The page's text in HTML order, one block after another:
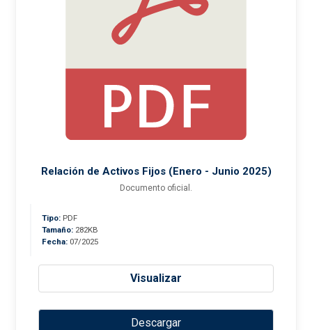
Relación de Activos Fijos (Enero - Junio 2025)
Documento oficial.
Tipo: PDF
Tamaño: 282KB
Fecha: 07/2025
Visualizar
Descargar